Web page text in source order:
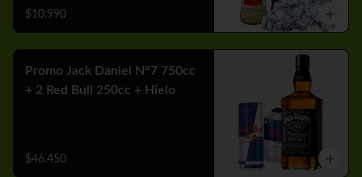
$10.990
Promo Jack Daniel N°7 750cc
+ 2 Red Bull 250cc + Hielo
$46.450